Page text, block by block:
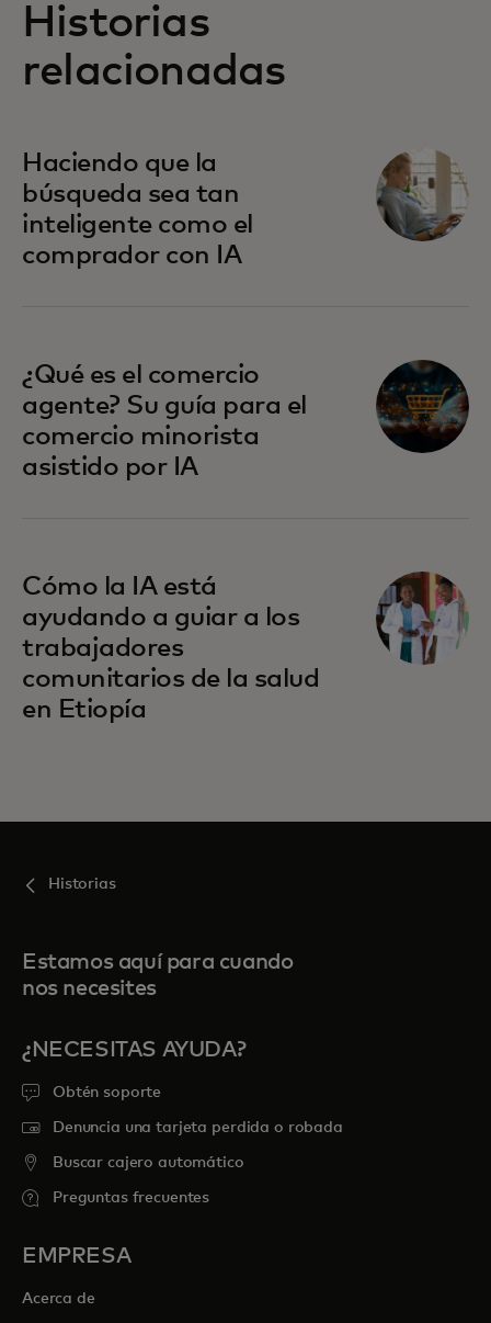
Historias
relacionadas
Haciendo que la
búsqueda sea tan
inteligente como el
comprador con IA
¿Qué es el comercio
agente? Su guía para el
comercio minorista
asistido por IA
Cómo la IA está
ayudando a guiar a los
trabajadores
comunitarios de la salud
en Etiopía
Historias
Estamos aquí para cuando
nos necesites
¿NECESITAS AYUDA?
Obtén soporte
Denuncia una tarjeta perdida o robada
Buscar cajero automático
Preguntas frecuentes
EMPRESA
Acerca de